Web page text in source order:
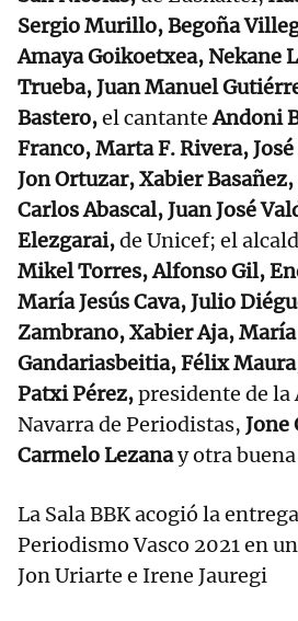
Sergio Murillo, Begoña
Amaya Goikoetxea, Nekane
Trueba, Juan Manuel
Bastero,el cantanteAndoni
Franco, Marta F. Rivera,
Jon Ortuzar, Xabier Basañez,
Carlos Abascal, Juan José
Elezgarai,de Unicef; el
Mikel Torres, Alfonso Gil,
María Jesús Cava, Julio
Zambrano, Xabier Aja, María
Gandariasbeitia, Félix
Patxi Pérez,presidente de la
Navarra de Periodistas, Jone
Carmelo Lezanay otra
La Sala BBK acogió la
Periodismo Vasco 2021 en
Jon Uriarte e Irene Jauregi